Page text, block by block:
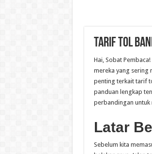
Tarif Tol
Hai, Sobat
mereka yang sering
penting terkait tarif
panduan lengkap
perbandingan untuk
Latar
Sebelum kita